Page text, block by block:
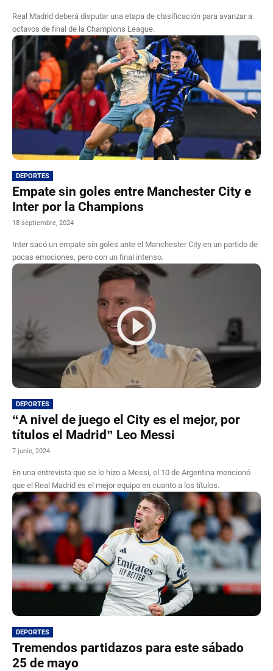
Real Madrid deberá disputar una etapa de clasificación para avanzar a
octavos de final de la Champions League.
DEPORTES
Empate sin goles entre Manchester City e
Inter por la Champions
18 septiembre, 2024
Inter sacó un empate sin goles ante el Manchester City en un partido de
pocas emociones, pero con un final intenso.
DEPORTES
“A nivel de juego el City es el mejor, por
títulos el Madrid” Leo Messi
7 junio, 2024
En una entrevista que se le hizo a Messi, el 10 de Argentina mencionó
que el Real Madrid es el mejor equipo en cuanto a los títulos.
DEPORTES
Tremendos partidazos para este sábado
25 de mayo